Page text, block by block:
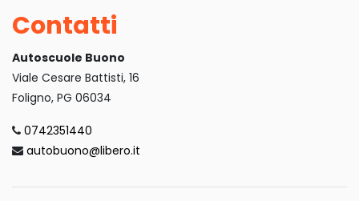
Contatti
Autoscuole Buono
Viale Cesare Battisti, 16
Foligno, PG 06034
0742351440
autobuono@libero.it